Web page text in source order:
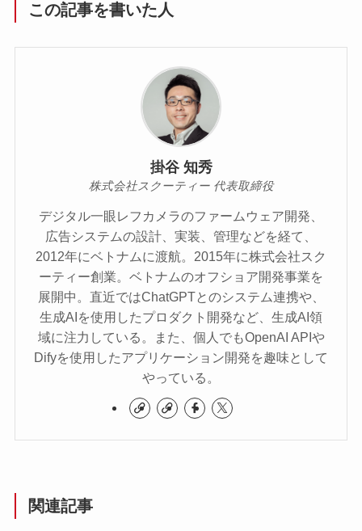
この記事を書いた人
掛谷 知秀
株式会社スクーティー 代表取締役
デジタル一眼レフカメラのファームウェア開発、
広告システムの設計、実装、管理などを経て、
2012年にベトナムに渡航。2015年に株式会社スク
ーティー創業。ベトナムのオフショア開発事業を
展開中。直近ではChatGPTとのシステム連携や、
生成AIを使用したプロダクト開発など、生成AI領
域に注力している。また、個人でもOpenAI APIや
Difyを使用したアプリケーション開発を趣味として
やっている。​
関連記事